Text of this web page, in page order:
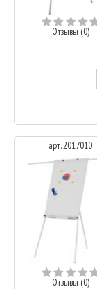
Отзывы (0)
арт. 2017010
Отзывы (0)